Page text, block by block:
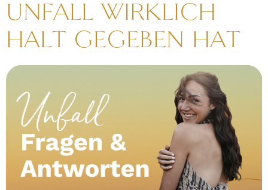
UNFALL WIRKLICH
HALT GEGEBEN HAT